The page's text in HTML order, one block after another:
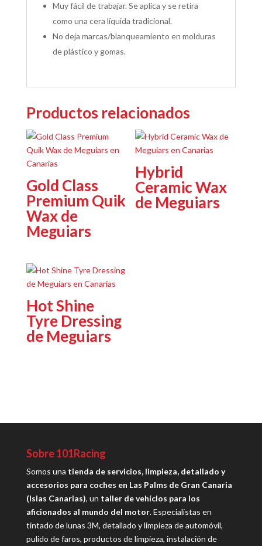
Muy fácil de trabajar. Se aplica y se retira
como una cera líquida tradicional.
No deja marcas/blanqueamiento en molduras
de plástico y gomas.
Productos relacionados
Gold Class
Premium Quik
Wax de
Meguiars
Hybrid
Ceramic Wax
de Meguiars
Hot Shine
Tyre Dressing
de Meguiars
Sobre 101Racing
Somos una tienda de servicios, limpieza, detallado y
accesorios para coches en Las Palms de Gran Canaria
(Islas Canarias), un taller de vehíclos para los
aficionados al mundo del motor. Especialistas en
tintado de lunas 3M, detallado y limpieza de automóvil,
pulido de faros, productos de limpieza, instalación de